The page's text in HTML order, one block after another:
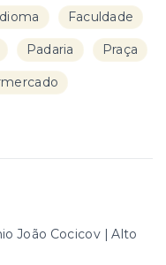
Faculdade
Padaria Praça
João Cocicov | Alto